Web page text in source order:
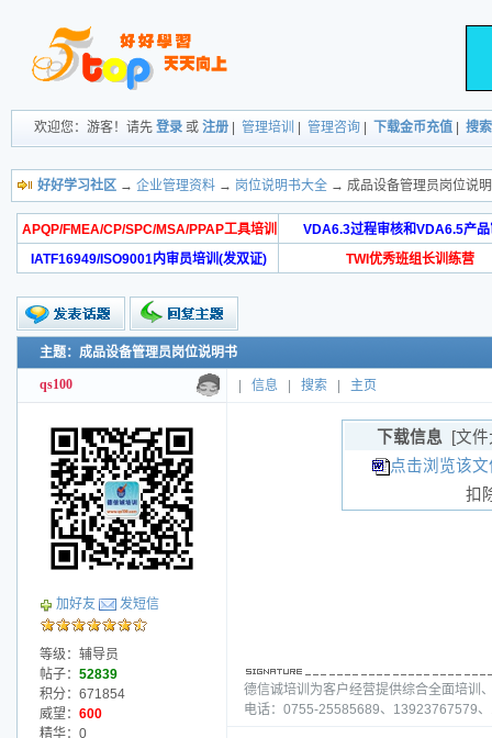
欢迎您：游客！请先 登录 或 注册 管理培训 管理咨询 下载金币充值 搜索
好好学习社区 → 企业管理资料 → 岗位说明书大全 → 成品设备管理员岗位说
APQP/FMEA/CP/SPC/MSA/PPAP工具培训
VDA6.3过程审核和VDA6.5产品
IATF16949/ISO9001内审员培训(发双证)
TWI优秀班组长训练营
主题：成品设备管理员岗位说明书
qs100 信息 搜索 主页
加好友 发短信
等级：辅导员
帖子： 52839
积分：671854
威望： 600
精华：0
下载信息 [文件
点击浏览该
扣
德信诚培训为客户经营提供综合全面培训
电话：0755-25585689、13923767579